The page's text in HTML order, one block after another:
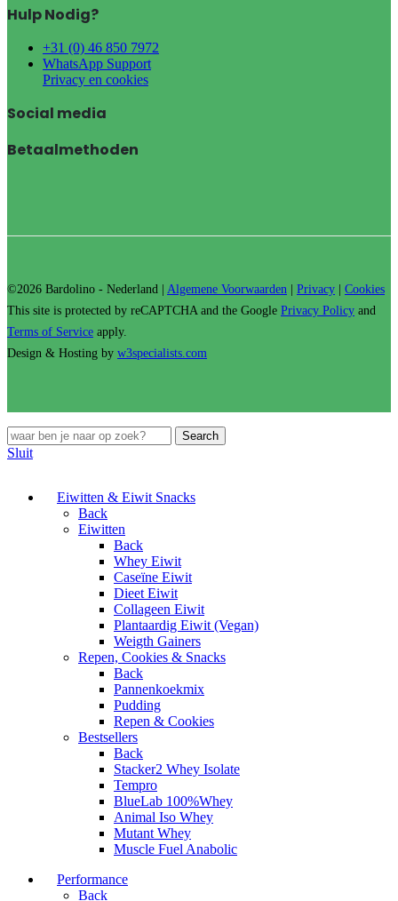
Hulp Nodig?
+31 (0) 46 850 7972
WhatsApp Support
Privacy en cookies
Social media
Betaalmethoden
©2026 Bardolino - Nederland | Algemene Voorwaarden Privacy
Cookies
This site is protected by reCAPTCHA and the Google Privacy Policy and
Terms of Service apply.
Design & Hosting by w3specialists.com
Search
Sluit
Eiwitten & Eiwit Snacks
Back
Eiwitten
Back
Whey Eiwit
Caseïne Eiwit
Dieet Eiwit
Collageen Eiwit
Plantaardig Eiwit (Vegan)
Weigth Gainers
Repen, Cookies & Snacks
Back
Pannenkoekmix
Pudding
Repen & Cookies
Bestsellers
Back
Stacker2 Whey Isolate
Tempro
BlueLab 100%Whey
Animal Iso Whey
Mutant Whey
Muscle Fuel Anabolic
Performance
Back